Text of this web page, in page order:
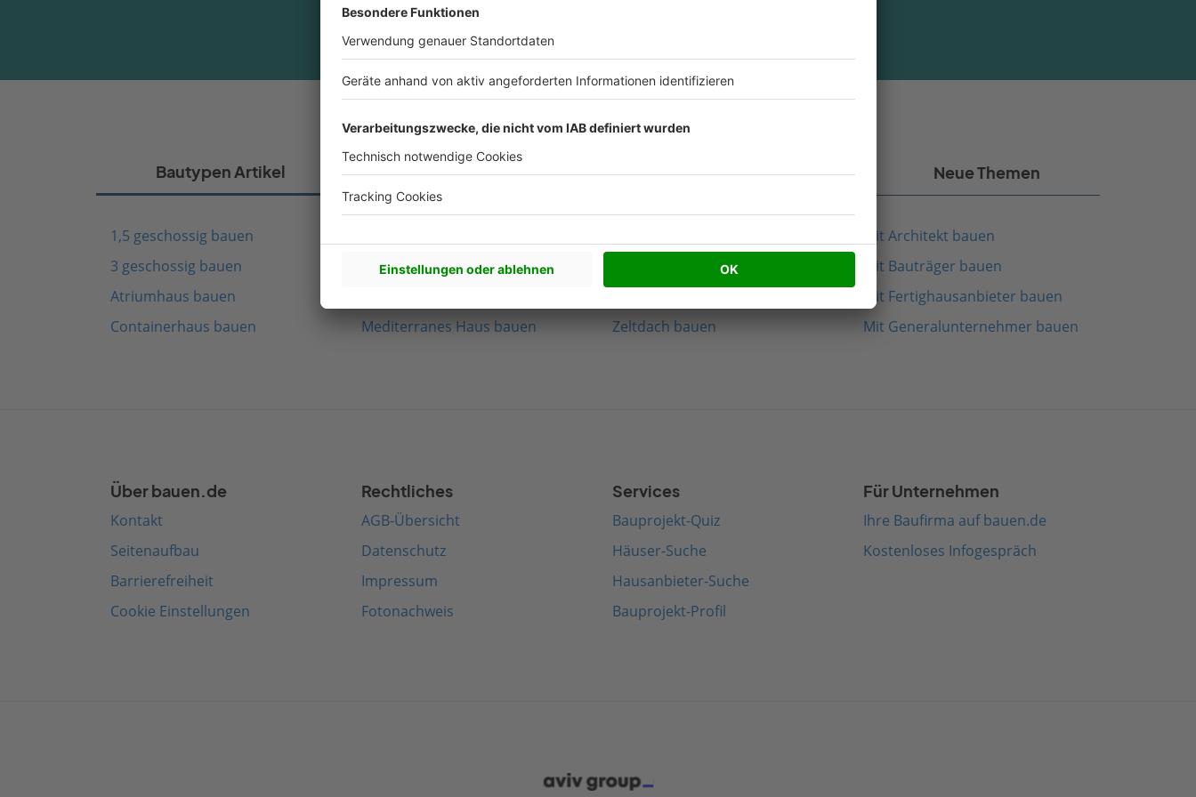
Bautypen Artikel Nachhaltigkeit Artikel Beliebte Artikel Neue Themen
1,5 geschossig bauen
3 geschossig bauen
Atriumhaus bauen
Containerhaus bauen
Schwedenhaus bauen
Mediterranes Haus bauen
Walmdach bauen
Zeltdach bauen
Mit Architekt bauen
Mit Bauträger bauen
Mit Fertighausanbieter bauen
Mit Generalunternehmer bauen
Über bauen.de
Kontakt
Seitenaufbau
Barrierefreiheit
Cookie Einstellungen
Rechtliches
AGB-Übersicht
Datenschutz
Impressum
Fotonachweis
Services
Bauprojekt-Quiz
Häuser-Suche
Hausanbieter-Suche
Bauprojekt-Profil
Für Unternehmen
Ihre Baufirma auf bauen.de
Kostenloses Infogespräch